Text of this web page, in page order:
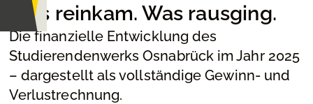
Was reinkam. Was rausging.
Die finanzielle Entwicklung des
Studierendenwerks Osnabrück im Jahr 2025
– dargestellt als vollständige Gewinn- und
Verlustrechnung.